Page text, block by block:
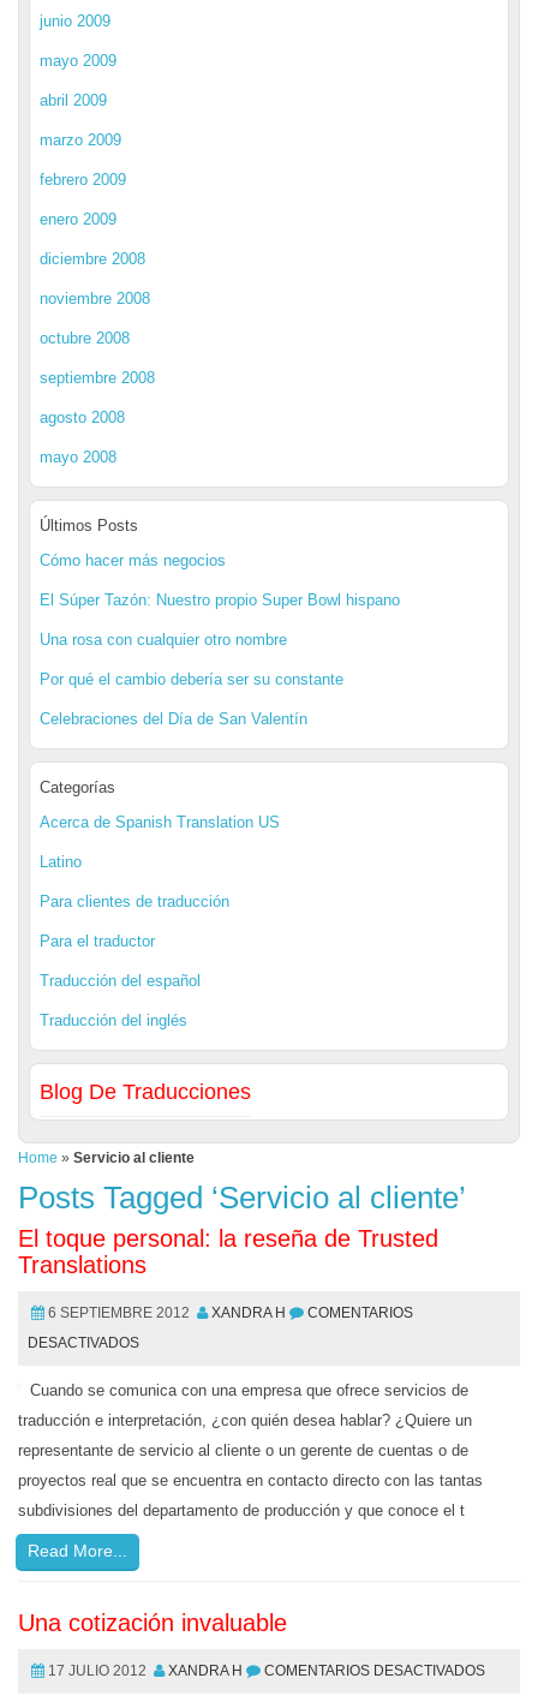
junio 2009
mayo 2009
abril 2009
marzo 2009
febrero 2009
enero 2009
diciembre 2008
noviembre 2008
octubre 2008
septiembre 2008
agosto 2008
mayo 2008
Últimos Posts
Cómo hacer más negocios
El Súper Tazón: Nuestro propio Super Bowl hispano
Una rosa con cualquier otro nombre
Por qué el cambio debería ser su constante
Celebraciones del Día de San Valentín
Categorías
Acerca de Spanish Translation US
Latino
Para clientes de traducción
Para el traductor
Traducción del español
Traducción del inglés
Blog De Traducciones
Home » Servicio al cliente
Posts Tagged ‘Servicio al cliente’
El toque personal: la reseña de Trusted
Translations
6 SEPTIEMBRE 2012 XANDRA H
COMENTARIOS
DESACTIVADOS
Cuando se comunica con una empresa que ofrece servicios de
traducción e interpretación, ¿con quién desea hablar? ¿Quiere un
representante de servicio al cliente o un gerente de cuentas o de
proyectos real que se encuentra en contacto directo con las tantas
subdivisiones del departamento de producción y que conoce el t
Read More...
Una cotización invaluable
17 JULIO 2012 XANDRA H COMENTARIOS DESACTIVADOS